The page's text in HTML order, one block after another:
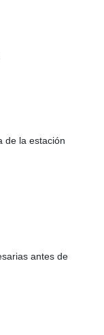
de la estación
antes de